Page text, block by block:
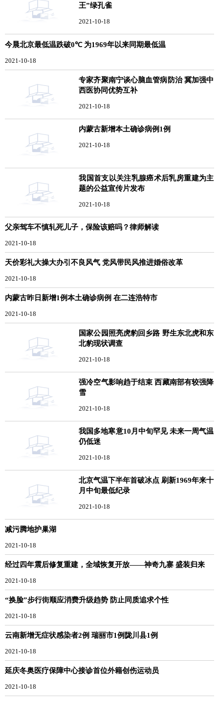
王”绿孔雀
2021-10-18
今晨北京最低温跌破0℃ 为1969年以来同期最低温
2021-10-18
专家齐聚南宁谈心脑血管病防治 冀加强中
西医协同优势互补
2021-10-18
内蒙古新增本土确诊病例1例
2021-10-18
我国首支以关注乳腺癌术后乳房重建为主
题的公益宣传片发布
2021-10-18
父亲驾车不慎轧死儿子，保险该赔吗？律师解读
2021-10-18
天价彩礼大操大办引不良风气 党风带民风推进婚俗改革
2021-10-18
内蒙古昨日新增1例本土确诊病例 在二连浩特市
2021-10-18
国家公园照亮虎豹回乡路 野生东北虎和东
北豹现状调查
2021-10-18
强冷空气影响趋于结束 西藏南部有较强降
雪
2021-10-18
我国多地寒意10月中旬罕见 未来一周气温
仍低迷
2021-10-18
北京气温下半年首破冰点 刷新1969年来十
月中旬最低纪录
2021-10-18
减污腾地护巢湖
2021-10-18
经过四年震后修复重建，全域恢复开放——神奇九寨 盛装归来
2021-10-18
“换脸”步行街顺应消费升级趋势 防止同质追求个性
2021-10-18
云南新增无症状感染者2例 瑞丽市1例陇川县1例
2021-10-18
延庆冬奥医疗保障中心接诊首位外籍创伤运动员
2021-10-18